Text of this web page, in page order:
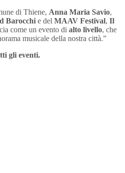
di Thiene, Anna Maria Savio,
Barocchi e del MAAV Festival, Il
come un evento di alto livello, che
musicale della nostra città.”
gli eventi.